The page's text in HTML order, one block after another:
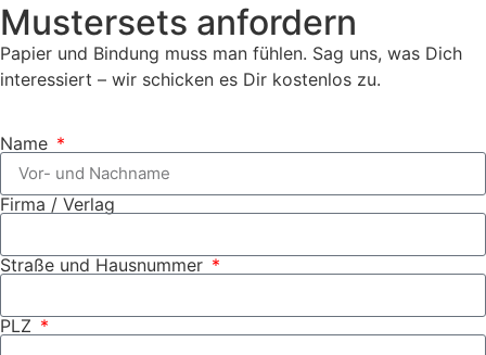
Mustersets anfordern
Papier und Bindung muss man fühlen. Sag uns, was Dich
interessiert – wir schicken es Dir kostenlos zu.
Name
Firma / Verlag
Straße und Hausnummer
PLZ